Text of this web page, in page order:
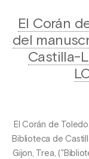
El Corán
del
Castilla-
El Corán de
Biblioteca de
Gijon, Trea,